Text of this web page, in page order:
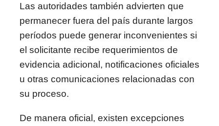
Las autoridades también advierten que
permanecer fuera del país durante largos
períodos puede generar inconvenientes si
el solicitante recibe requerimientos de
evidencia adicional, notificaciones oficiales
u otras comunicaciones relacionadas con
su proceso.
De manera oficial, existen excepciones